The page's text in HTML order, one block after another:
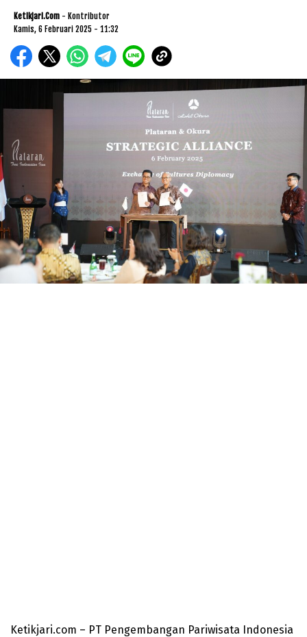
Ketikjari.com - Kontributor
Kamis, 6 Februari 2025 - 11:32
Ketikjari.com – PT Pengembangan Pariwisata Indonesia